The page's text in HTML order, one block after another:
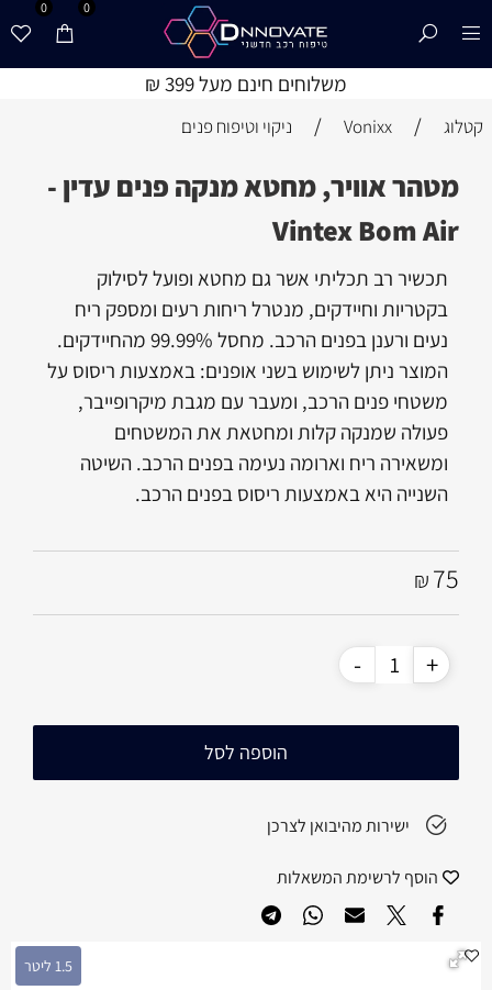
משלוחים חינם מעל 399 ₪
0 0
קטלוג /
Vonixx
/ ניקוי וטיפוח פנים
מטהר אוויר, מחטא מנקה פנים עדין -
Vintex Bom Air
1.5 ליטר
תכשיר רב תכליתי אשר גם מחטא ופועל לסילוק
בקטריות וחיידקים, מנטרל ריחות רעים ומספק ריח
נעים ורענן בפנים הרכב. מחסל 99.99% מהחיידקים.
המוצר ניתן לשימוש בשני אופנים: באמצעות ריסוס על
משטחי פנים הרכב, ומעבר עם מגבת מיקרופייבר,
פעולה שמנקה קלות ומחטאת את המשטחים
ומשאירה ריח וארומה נעימה בפנים הרכב. השיטה
השנייה היא באמצעות ריסוס בפנים הרכב.
₪75
הוספה לסל
ישירות מהיבואן לצרכן
הוסף לרשימת המשאלות